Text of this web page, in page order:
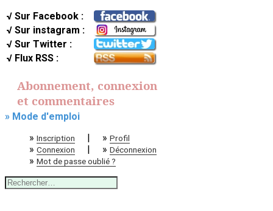
√ Sur Facebook :
√ Sur instagram :
√ Sur Twitter :
√ Flux RSS :
Abonnement, connexion
et commentaires
» Mode d'emploi
» Inscription | » Profil
» Connexion | » Déconnexion
» Mot de passe oublié ?
Rechercher :